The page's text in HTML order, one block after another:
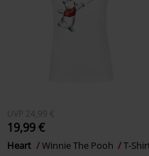
UVP 24,99 €
19,99 €
Heart Winnie The Pooh T-